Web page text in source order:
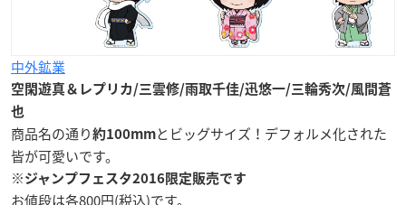
中外鉱業
空閑遊真＆レプリカ/三雲修/雨取千佳/迅悠一/三輪秀次/風間蒼
也
商品名の通り 約100mmとビッグサイズ！デフォルメ化された
皆が可愛いです。
※ジャンプフェスタ2016限定販売です
お値段は各800円(税込)です。